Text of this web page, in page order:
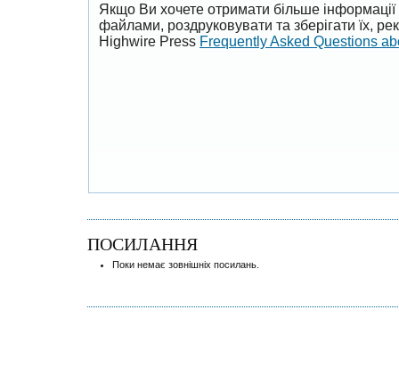
Якщо Ви хочете отримати більше
файлами, роздруковувати та зберігати їх,
Highwire Press Frequently Asked Questions
ПОСИЛАННЯ
Поки немає зовнішніх посилань.